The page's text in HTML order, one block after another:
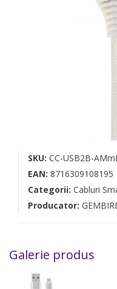
SKU: CC-USB2B-
EAN: 8716309108195
Categorii: Cabluri
Producator:
Galerie produs